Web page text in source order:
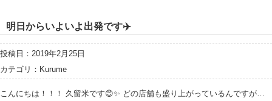
明日からいよいよ出発です✈️
投稿日：2019年2月25日
カテゴリ： Kurume
こんにちは！！！ 久留米です😊✨ どの店舗も盛り上がっているんですが…